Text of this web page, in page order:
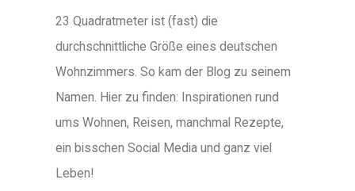
23 Quadratmeter ist (fast) die
durchschnittliche Größe eines deutschen
Wohnzimmers. So kam der Blog zu seinem
Namen. Hier zu finden: Inspirationen rund
ums Wohnen, Reisen, manchmal Rezepte,
ein bisschen Social Media und ganz viel
Leben!